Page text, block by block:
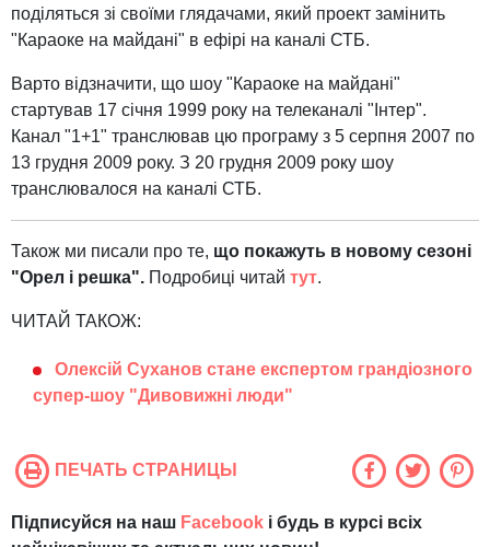
поділяться зі своїми глядачами, який проект замінить
"Караоке на майдані" в ефірі на каналі СТБ.
Варто відзначити, що шоу "Караоке на майдані"
стартував 17 січня 1999 року на телеканалі "Інтер".
Канал "1+1" транслював цю програму з 5 серпня 2007 по
13 грудня 2009 року. З 20 грудня 2009 року шоу
транслювалося на каналі СТБ.
Також ми писали про те, що покажуть в новому сезоні
"Орел і решка". Подробиці читай тут.
ЧИТАЙ ТАКОЖ:
Олексій Суханов стане експертом грандіозного
супер-шоу "Дивовижні люди"
ПЕЧАТЬ СТРАНИЦЫ
Підписуйся на наш Facebook і будь в курсі всіх